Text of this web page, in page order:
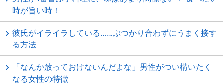
時が旨い時！
彼氏がイライラしている……ぶつかり合わずにうまく接す
る方法
「なんか放っておけないんだよな」男性がつい構いたく
なる女性の特徴